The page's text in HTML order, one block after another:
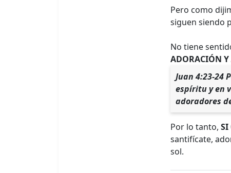
Pero como
siguen siendo
No tiene
ADORACIÓN
Juan 4:23-24
espíritu y en
adoradores
Por lo tanto, SI
santifícate,
sol.